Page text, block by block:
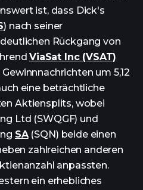
ist, dass Dick's
) nach seiner
Rückgang von
ViaSat Inc (VSAT)
um 5,12
eine beträchtliche
Aktiensplits, wobei
Ltd (SWQGF) und
SA(SQN) beide einen
zahlreichen anderen
anpassten.
ein erhebliches